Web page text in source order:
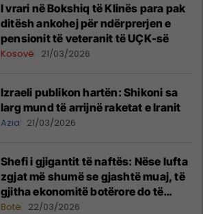
​I vrari në Bokshiq të Klinës para pak
ditësh ankohej për ndërprerjen e
pensionit të veteranit të UÇK-së
Kosovë 21/03/2026
Izraeli publikon hartën: Shikoni sa
larg mund të arrijnë raketat e Iranit
Azia 21/03/2026
Shefi i gjigantit të naftës: Nëse lufta
zgjat më shumë se gjashtë muaj, të
gjitha ekonomitë botërore do të
vuajnë
Botë 22/03/2026